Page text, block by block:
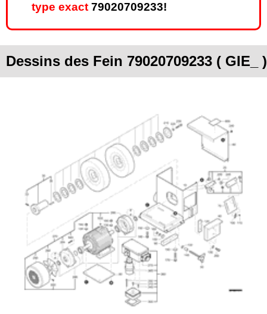
type exact 79020709233!
Dessins des Fein 79020709233 ( GIE_ )